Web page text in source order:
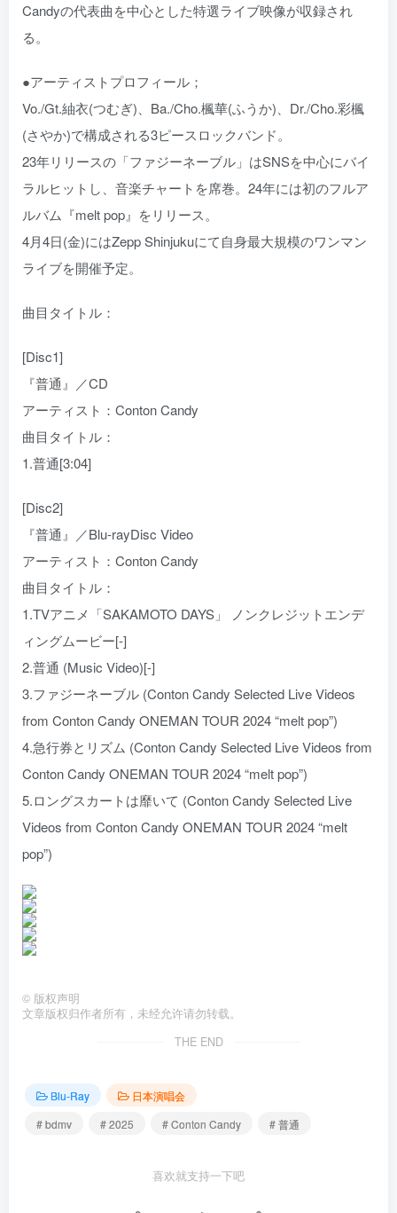
Candyの代表曲を中心とした特選ライブ映像が収録され
る。
●アーティストプロフィール；
Vo./Gt.紬衣(つむぎ)、Ba./Cho.楓華(ふうか)、Dr./Cho.彩楓
(さやか)で構成される3ピースロックバンド。
23年リリースの「ファジーネーブル」はSNSを中心にバイ
ラルヒットし、音楽チャートを席巻。24年には初のフルア
ルバム『melt pop』をリリース。
4月4日(金)にはZepp Shinjukuにて自身最大規模のワンマン
ライブを開催予定。
曲目タイトル：
[Disc1]
『普通』／CD
アーティスト：Conton Candy
曲目タイトル：
1.普通[3:04]
[Disc2]
『普通』／Blu-rayDisc Video
アーティスト：Conton Candy
曲目タイトル：
1.TVアニメ「SAKAMOTO DAYS」 ノンクレジットエンデ
ィングムービー[-]
2.普通 (Music Video)[-]
3.ファジーネーブル (Conton Candy Selected Live Videos
from Conton Candy ONEMAN TOUR 2024 “melt pop”)
4.急行券とリズム (Conton Candy Selected Live Videos from
Conton Candy ONEMAN TOUR 2024 “melt pop”)
5.ロングスカートは靡いて (Conton Candy Selected Live
Videos from Conton Candy ONEMAN TOUR 2024 “melt
pop”)
© 版权声明
文章版权归作者所有，未经允许请勿转载。
THE END
Blu-Ray
日本演唱会
# bdmv
# 2025 # Conton Candy # 普通
喜欢就支持一下吧